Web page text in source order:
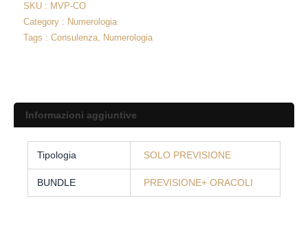
quantità
SKU : MVP-CO
Category : Numerologia
Tags : Consulenza Numerologia
Informazioni aggiuntive
Tipologia SOLO PREVISIONE
BUNDLE PREVISIONE+ ORACOLI